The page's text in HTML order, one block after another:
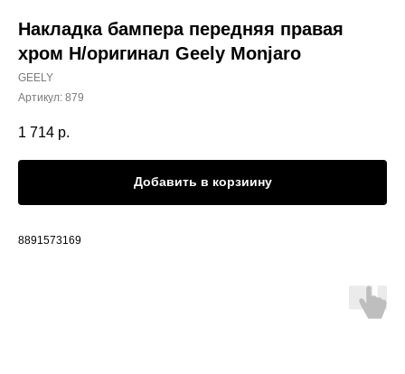
Накладка бампера передняя правая
хром Н/оригинал Geely Monjaro
GEELY
Артикул: 879
1 714 р.
Добавить в корзиину
8891573169